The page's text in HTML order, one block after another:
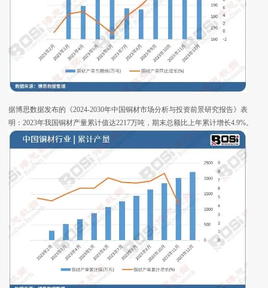
据博思数据发布的《2024-2030年中国铜材市场分析与投资前景研究报告》表
明：2023年我国铜材产量累计值达2217万吨，期末总额比上年累计增长4.9%。